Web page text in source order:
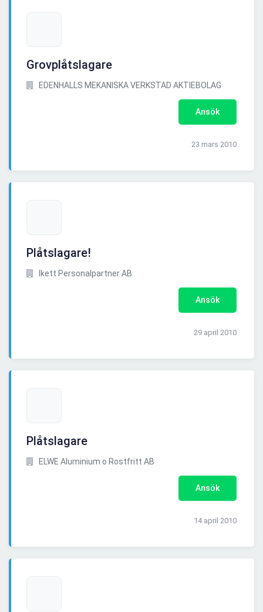
Grovplåtslagare
EDENHALLS MEKANISKA VERKSTAD AKTIEBOLAG
Ansök
23 mars 2010
Plåtslagare!
Ikett Personalpartner AB
Ansök
29 april 2010
Plåtslagare
ELWE Aluminium o Rostfritt AB
Ansök
14 april 2010